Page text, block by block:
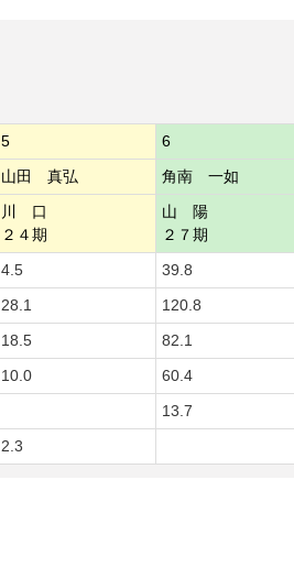
5
6
山田 真弘 角南 一如
川 口
２４期
山 陽
２７期
4.5 39.8
28.1 120.8
18.5 82.1
10.0 60.4
13.7
2.3